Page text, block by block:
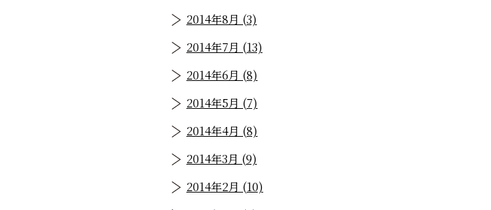
2014年8月 (3)
2014年7月 (13)
2014年6月 (8)
2014年5月 (7)
2014年4月 (8)
2014年3月 (9)
2014年2月 (10)